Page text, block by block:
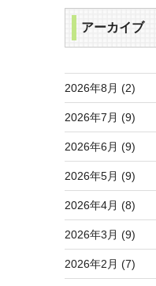
アーカイブ
2026年8月 (2)
2026年7月 (9)
2026年6月 (9)
2026年5月 (9)
2026年4月 (8)
2026年3月 (9)
2026年2月 (7)